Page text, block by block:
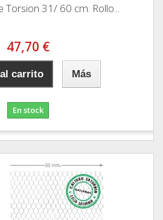
31/ 60 cm. Rollo...
47,70 €
carrito Más
En stock